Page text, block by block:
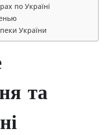
по Україні
України
та